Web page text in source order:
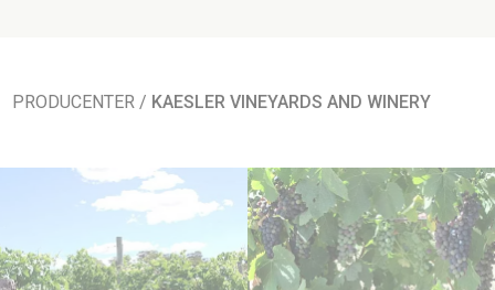
PRODUCENTER / KAESLER VINEYARDS AND WINERY